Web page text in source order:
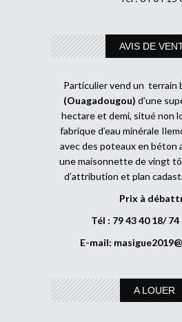
AVIS DE
Particulier vend un terrain
(Ouagadougou) d’une
hectare et demi, situé non
fabrique d’eau minérale
avec des poteaux en béton
une maisonnette de vingt
d’attribution et plan
Prix à
Tél : 79 43 40 18/ 74
E-mail:
A LOUER